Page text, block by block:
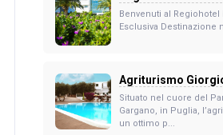
Benvenuti al Regiohotel
Esclusiva Destinazione
Agriturismo
Situato nel cuore del
Gargano, in Puglia,
un ottimo p...